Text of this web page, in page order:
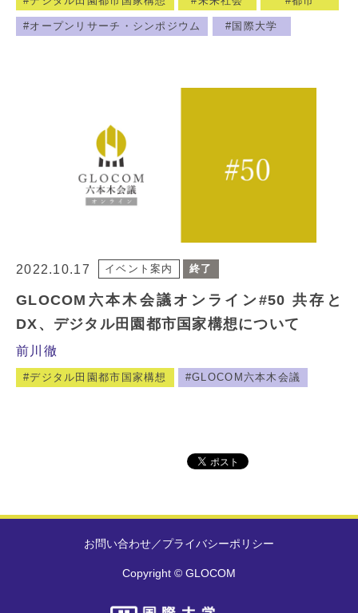
オープンリサーチ・シンポジウム 国際大学
2022.10.17 イベント案内 終了
GLOCOM六本木会議オンライン#50 共存と
DX、デジタル田園都市国家構想について
前川徹
デジタル田園都市国家構想 GLOCOM六本木会議
お問い合わせ／プライバシーポリシー
Copyright © GLOCOM